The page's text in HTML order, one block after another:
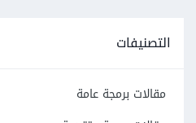
التصنيفات
مقالات برمجة عامة